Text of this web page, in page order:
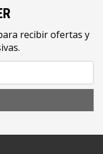
recibir ofertas y